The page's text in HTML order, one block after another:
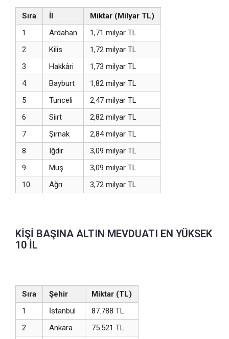
Sıra İl
Miktar (Milyar TL)
1
Ardahan
1,71 milyar TL
2
Kilis
1,72 milyar TL
3
Hakkâri
1,73 milyar TL
4
Bayburt
1,82 milyar TL
5
Tunceli
2,47 milyar TL
6
Siirt
2,82 milyar TL
7
Şırnak
2,84 milyar TL
8
Iğdır
3,09 milyar TL
9
Muş
3,09 milyar TL
10
Ağrı 3,72 milyar TL
KİŞİ BAŞINA ALTIN MEVDUATI EN YÜKSEK
10 İL
Sıra Şehir
Miktar (TL)
1
İstanbul
87.788 TL
2
Ankara
75.521 TL